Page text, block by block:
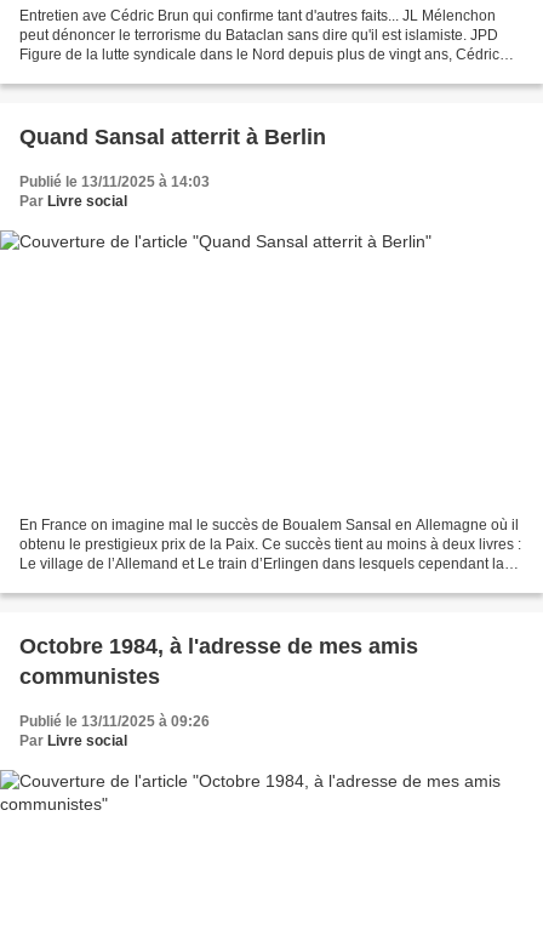
Entretien ave Cédric Brun qui confirme tant d'autres faits... JL Mélenchon
peut dénoncer le terrorisme du Bataclan sans dire qu'il est islamiste. JPD
Figure de la lutte syndicale dans le Nord depuis plus de vingt ans, Cédric
Quand Sansal atterrit à Berlin
Publié le 13/11/2025 à 14:03
Par Livre social
En France on imagine mal le succès de Boualem Sansal en Allemagne où il
obtenu le prestigieux prix de la Paix. Ce succès tient au moins à deux livres :
Le village de l’Allemand et Le train d’Erlingen dans lesquels cependant la
Octobre 1984, à l'adresse de mes amis
communistes
Publié le 13/11/2025 à 09:26
Par Livre social